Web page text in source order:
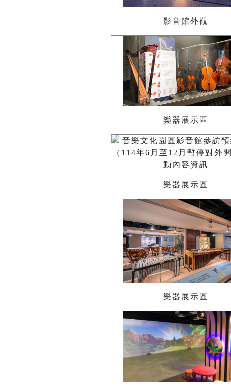
影音館外觀
樂器展示區
樂器展示區
樂器展示區